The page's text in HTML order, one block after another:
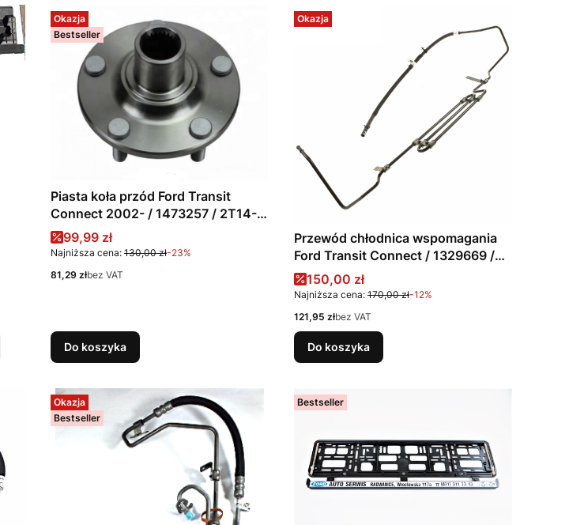
Okazja
Bestseller
Piasta koła przód Ford Transit
Connect 2002- / 1473257 / 2T14-
1104-AD / 7T16-1104-AA /
7T161104AA / 4366985 /
Cena promocyjna
99,99 zł
Najniższa cena: 130,00 zł-23%
Cena
81,29 złbez VAT
Do koszyka
Okazja
Przewód chłodnica wspomagania
Ford Transit Connect / 1329669 /
4T16-3493-AA
Cena promocyjna
150,00 zł
Najniższa cena: 170,00 zł-12%
Cena
121,95 złbez VAT
Do koszyka
Okazja
Bestseller
Bestseller